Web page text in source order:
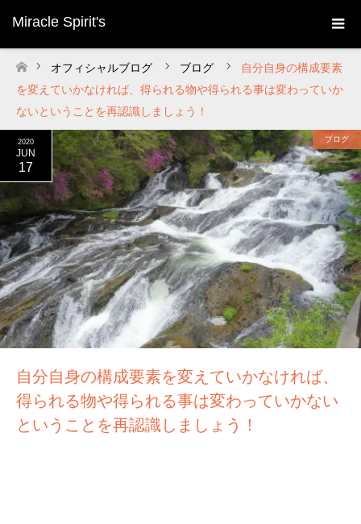
Miracle Spirit's
ホーム
オフィシャルブログ ブログ
自分自身の構成要素
を変えていかなければ、得られる物や得られる事は変わっていか
ないということを再認識しましょう！
2020
JUN
17
ブログ
自分自身の構成要素を変えていかなければ、
得られる物や得られる事は変わっていかない
ということを再認識しましょう！